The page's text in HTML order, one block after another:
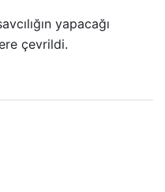
yapacağı
çevrildi.